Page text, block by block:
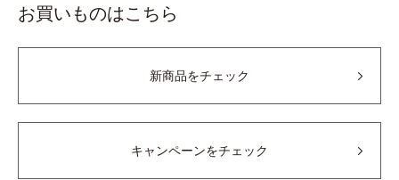
お買いものはこちら
新商品をチェック
キャンペーンをチェック